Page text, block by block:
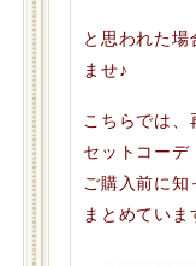
と思われた
ませ♪
こちらでは、
セットコーデ
ご購入前に知
まとめていま